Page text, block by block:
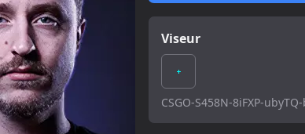
Viseur
CSGO-S458N-8iFXP-